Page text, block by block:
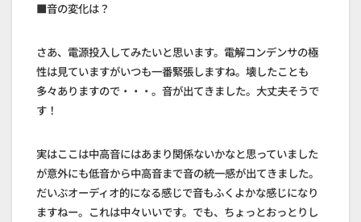
■音の変化は？
さあ、電源投入してみたいと思います。電解コンデンサの極
性は見ていますがいつも一番緊張しますね。壊したことも
多々ありますので・・・。音が出てきました。大丈夫そうで
す！
実はここは中高音にはあまり関係ないかなと思っていました
が意外にも低音から中高音まで音の統一感が出てきました。
だいぶオーディオ的になる感じで音もふくよかな感じになり
ますねー。これは中々いいです。でも、ちょっとおっとりし